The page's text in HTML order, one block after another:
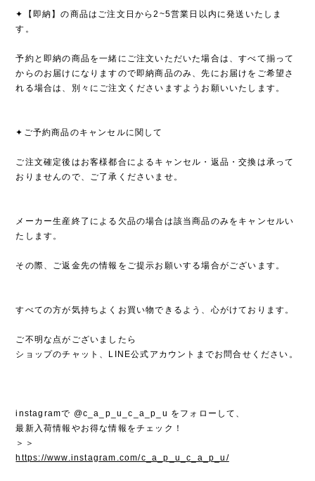
✦【即納】の商品はご注文日から2~5営業日以内に発送いたしま
す。
予約と即納の商品を一緒にご注文いただいた場合は、すべて揃って
からのお届けになりますので即納商品のみ、先にお届けをご希望さ
れる場合は、別々にご注文くださいますようお願いいたします。
✦ご予約商品のキャンセルに関して
ご注文確定後はお客様都合によるキャンセル・返品・交換は承って
おりませんので、ご了承くださいませ。
メーカー生産終了による欠品の場合は該当商品のみをキャンセルい
たします。
その際、ご返金先の情報をご提示お願いする場合がございます。
すべての方が気持ちよくお買い物できるよう、心がけております。
ご不明な点がございましたら
ショップのチャット、LINE公式アカウントまでお問合せください。
instagramで @c_a_p_u_c_a_p_u をフォローして、
最新入荷情報やお得な情報をチェック！
＞＞
https://www.instagram.com/c_a_p_u_c_a_p_u/